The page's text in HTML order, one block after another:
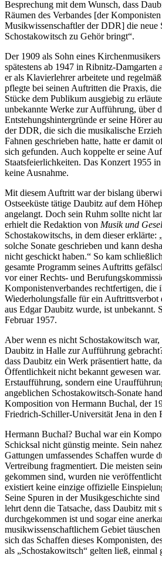
Besprechung mit dem Wunsch, dass
Räumen des Verbandes [der
Musikwissenschaftler der DDR] die neue
Schostakowitsch zu Gehör bringt“.
Der 1909 als Sohn eines
spätestens ab 1947 in Ribnitz-Damgarten
er als Klavierlehrer arbeitete und
pflegte bei seinen Auftritten die Praxis,
Stücke dem Publikum ausgiebig zu
unbekannte Werke zur Aufführung, über
Entstehungshintergründe er seine Hörer
der DDR, die sich die musikalische
Fahnen geschrieben hatte, hatte er damit
sich gefunden. Auch koppelte er seine
Staatsfeierlichkeiten. Das Konzert 1955
keine Ausnahme.
Mit diesem Auftritt war der bislang
Ostseeküste tätige Daubitz auf dem
angelangt. Doch sein Ruhm sollte nicht
erhielt die Redaktion von Musik und
Schostakowitschs, in dem dieser erklärte:
solche Sonate geschrieben und kann
nicht geschickt haben.“ So kam
gesamte Programm seines Auftritts
vor einer Rechts- und
Komponistenverbandes rechtfertigen, die
Wiederholungsfalle für ein Auftrittsverbot
aus Edgar Daubitz wurde, ist unbekannt.
Februar 1957.
Aber wenn es nicht Schostakowitsch war,
Daubitz in Halle zur Aufführung
dass Daubitz ein Werk präsentiert hatte,
Öffentlichkeit nicht bekannt gewesen
Erstaufführung, sondern eine
angeblichen Schostakowitsch-Sonate
Komposition von Hermann Buchal, der
Friedrich-Schiller-Universität Jena in den
Hermann Buchal? Buchal war ein
Schicksal nicht günstig meinte. Sein
Gattungen umfassendes Schaffen wurde
Vertreibung fragmentiert. Die meisten
gekommen sind, wurden nie
existiert keine einzige offizielle
Seine Spuren in der Musikgeschichte
lehrt denn die Tatsache, dass Daubitz mit
durchgekommen ist und sogar eine
musikwissenschaftlichem Gebiet
sich das Schaffen dieses Komponisten,
als „Schostakowitsch“ gelten ließ, einmal